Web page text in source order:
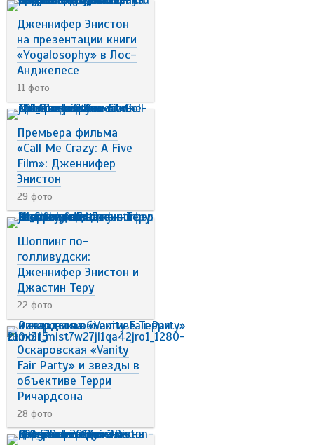
Дженнифер Энистон
на презентации книги
«Yogalosophy» в Лос-
Анджелесе
11 фото
Премьера фильма
«Call Me Crazy: A Five
Film»: Дженнифер
Энистон
29 фото
Шоппинг по-
голливудски:
Дженнифер Энистон и
Джастин Теру
22 фото
Оскаровская «Vanity
Fair Party» и звезды в
объективе Терри
Ричардсона
28 фото